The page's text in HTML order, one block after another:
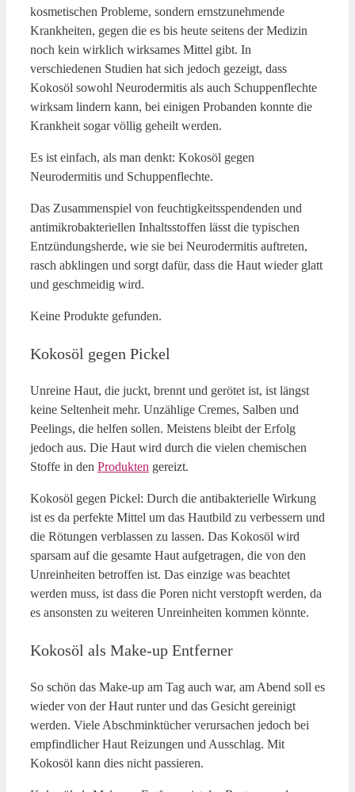
kosmetischen Probleme, sondern ernstzunehmende
Krankheiten, gegen die es bis heute seitens der Medizin
noch kein wirklich wirksames Mittel gibt. In
verschiedenen Studien hat sich jedoch gezeigt, dass
Kokosöl sowohl Neurodermitis als auch Schuppenflechte
wirksam lindern kann, bei einigen Probanden konnte die
Krankheit sogar völlig geheilt werden.
Es ist einfach, als man denkt: Kokosöl gegen
Neurodermitis und Schuppenflechte.
Das Zusammenspiel von feuchtigkeitsspendenden und
antimikrobakteriellen Inhaltsstoffen lässt die typischen
Entzündungsherde, wie sie bei Neurodermitis auftreten,
rasch abklingen und sorgt dafür, dass die Haut wieder glatt
und geschmeidig wird.
Keine Produkte gefunden.
Kokosöl gegen Pickel
Unreine Haut, die juckt, brennt und gerötet ist, ist längst
keine Seltenheit mehr. Unzählige Cremes, Salben und
Peelings, die helfen sollen. Meistens bleibt der Erfolg
jedoch aus. Die Haut wird durch die vielen chemischen
Stoffe in den Produkten gereizt.
Kokosöl gegen Pickel: Durch die antibakterielle Wirkung
ist es da perfekte Mittel um das Hautbild zu verbessern und
die Rötungen verblassen zu lassen. Das Kokosöl wird
sparsam auf die gesamte Haut aufgetragen, die von den
Unreinheiten betroffen ist. Das einzige was beachtet
werden muss, ist dass die Poren nicht verstopft werden, da
es ansonsten zu weiteren Unreinheiten kommen könnte.
Kokosöl als Make-up Entferner
So schön das Make-up am Tag auch war, am Abend soll es
wieder von der Haut runter und das Gesicht gereinigt
werden. Viele Abschminktücher verursachen jedoch bei
empfindlicher Haut Reizungen und Ausschlag. Mit
Kokosöl kann dies nicht passieren.